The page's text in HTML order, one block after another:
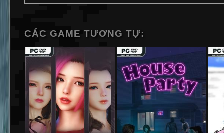
CÁC GAME TƯƠNG TỰ: